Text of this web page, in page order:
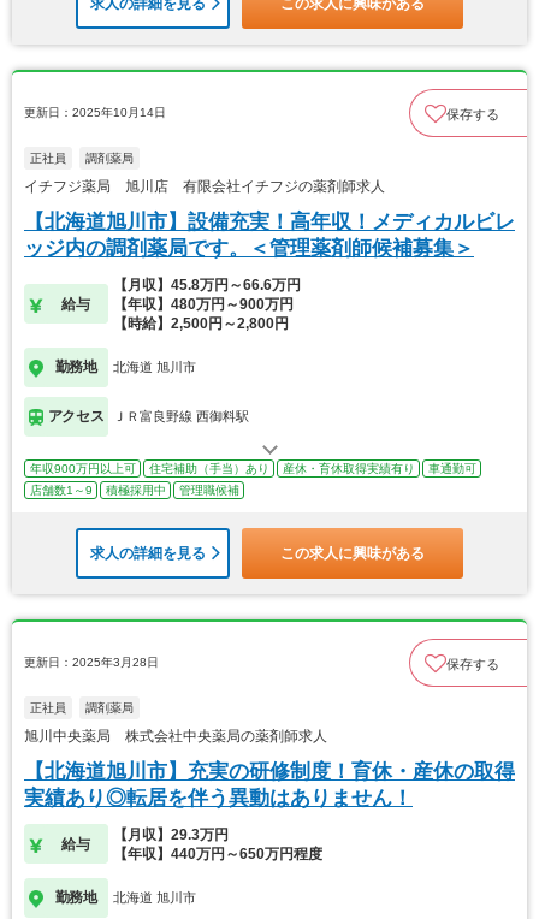
求人の詳細を見る この求人に興味がある
更新日：2025年10月14日 保存する
正社員 調剤薬局
イチフジ薬局 旭川店 有限会社イチフジの薬剤師求人
【北海道旭川市】設備充実！高年収！メディカルビレ
ッジ内の調剤薬局です。＜管理薬剤師候補募集＞
給与
【月収】45.8万円～66.6万円
【年収】480万円～900万円
【時給】2,500円～2,800円
勤務地 北海道 旭川市
アクセス ＪＲ富良野線 西御料駅
年収900万円以上可 住宅補助（手当）あり 産休・育休取得実績有り
車通勤可
店舗数1～9
積極採用中 管理職候補
求人の詳細を見る この求人に興味がある
更新日：2025年3月28日 保存する
正社員 調剤薬局
旭川中央薬局 株式会社中央薬局の薬剤師求人
【北海道旭川市】充実の研修制度！育休・産休の取得
実績あり◎転居を伴う異動はありません！
給与
【月収】29.3万円
【年収】440万円～650万円程度
勤務地 北海道 旭川市